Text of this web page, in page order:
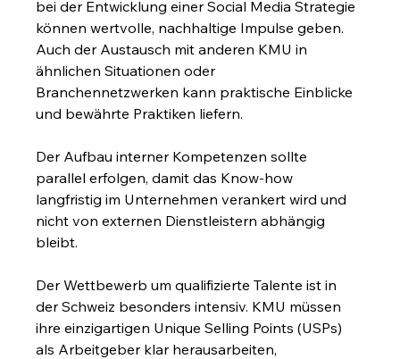
bei der Entwicklung einer Social Media Strategie
können wertvolle, nachhaltige Impulse geben.
Auch der Austausch mit anderen KMU in
ähnlichen Situationen oder
Branchennetzwerken kann praktische Einblicke
und bewährte Praktiken liefern.
Der Aufbau interner Kompetenzen sollte
parallel erfolgen, damit das Know-how
langfristig im Unternehmen verankert wird und
nicht von externen Dienstleistern abhängig
bleibt.
Der Wettbewerb um qualifizierte Talente ist in
der Schweiz besonders intensiv. KMU müssen
ihre einzigartigen Unique Selling Points (USPs)
als Arbeitgeber klar herausarbeiten,